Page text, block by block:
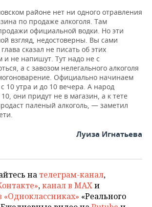
районе нет ни одного отравления
по продаже алкоголя. Там
официальной водки. Но эти
взгляд, недостоверны. Вы сами
сказал не писать об этих
и не напишут. Тут надо не с
а с завозом нелегального алкоголя
Официально начинаем
10 утра и до 10 вечера. А народ
они придут не в магазин, а к тете
паленый алкоголь, — заметил
Луиза Игнатьева
на телеграм-канал,
,канал в MAXи
«Одноклассниках» «Реального